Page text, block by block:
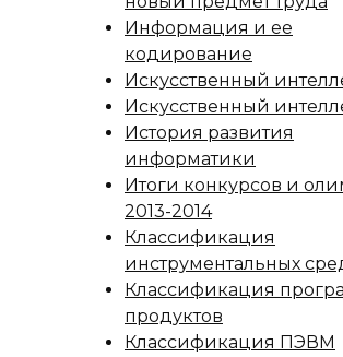
Информация и ее
кодирование
Искусственный
Искусственный
История развития
информатики
Итоги конкурсов и
2013-2014
Классификация
инструментальных
Классификация
продуктов
Классификация ПЭВМ